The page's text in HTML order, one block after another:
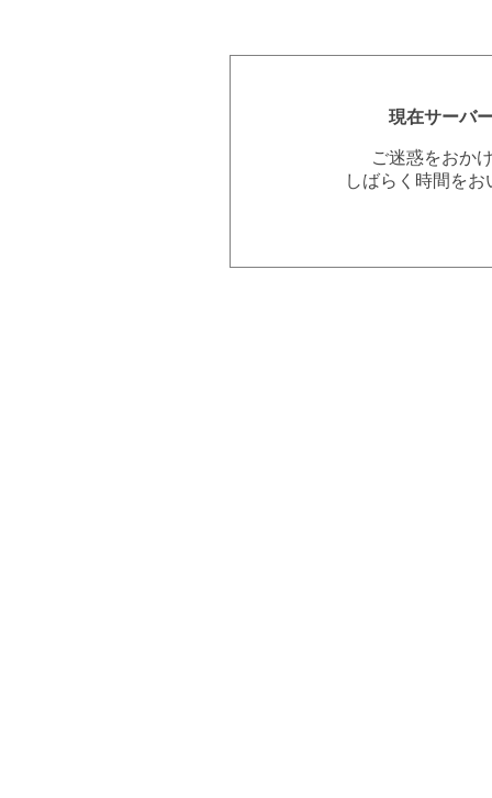
現在サーバ
ご迷惑をおか
しばらく時間を